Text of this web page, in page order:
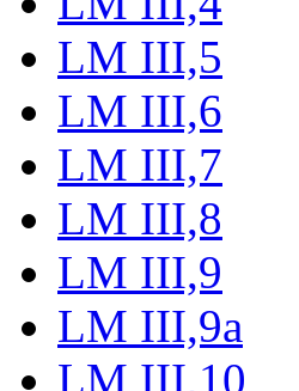
LM III,5
LM III,6
LM III,7
LM III,8
LM III,9
LM III,9a
LM III,10